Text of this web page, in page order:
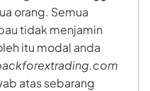
orang. Semua
tidak menjamin
itu modal anda
atas sebarang